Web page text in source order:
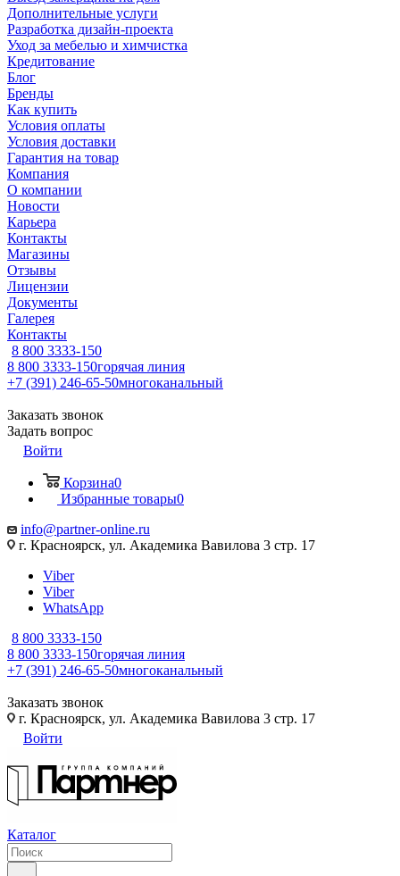
Дополнительные услуги
Разработка дизайн-проекта
Уход за мебелью и химчистка
Кредитование
Блог
Бренды
Как купить
Условия оплаты
Условия доставки
Гарантия на товар
Компания
О компании
Новости
Карьера
Контакты
Магазины
Отзывы
Лицензии
Документы
Галерея
Контакты
8 800 3333-150
8 800 3333-150горячая линия
+7 (391) 246-65-50многоканальный
Заказать звонок
Задать вопрос
Войти
Корзина0
Избранные товары0
info@partner-online.ru
г. Красноярск, ул. Академика Вавилова 3 стр. 17
Viber
Viber
WhatsApp
8 800 3333-150
8 800 3333-150горячая линия
+7 (391) 246-65-50многоканальный
Заказать звонок
г. Красноярск, ул. Академика Вавилова 3 стр. 17
Войти
Каталог